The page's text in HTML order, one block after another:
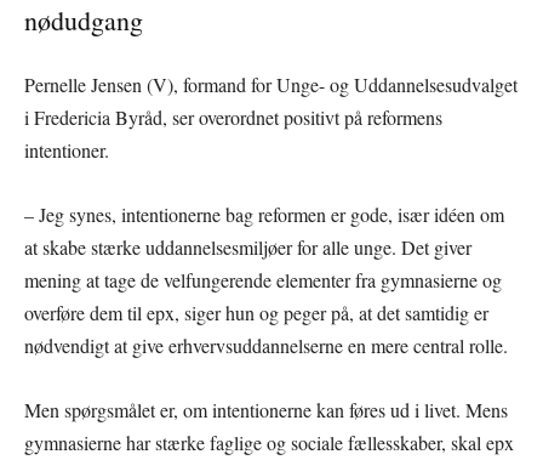
nødudgang
Pernelle Jensen (V), formand for Unge- og Uddannelsesudvalget
i Fredericia Byråd, ser overordnet positivt på reformens
intentioner.
– Jeg synes, intentionerne bag reformen er gode, især idéen om
at skabe stærke uddannelsesmiljøer for alle unge. Det giver
mening at tage de velfungerende elementer fra gymnasierne og
overføre dem til epx, siger hun og peger på, at det samtidig er
nødvendigt at give erhvervsuddannelserne en mere central rolle.
Men spørgsmålet er, om intentionerne kan føres ud i livet. Mens
gymnasierne har stærke faglige og sociale fællesskaber, skal epx